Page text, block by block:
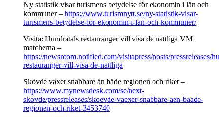
Ny statistik visar turismens betydelse för ekonomin i län och
kommuner – https://www.turismnytt.se/ny-statistik-visar-
turismens-betydelse-for-ekonomin-i-lan-och-kommuner/
Visita: Hundratals restauranger vill visa de nattliga VM-
matcherna –
https://newsroom.notified.com/visitapress/posts/pressreleases/
restauranger-vill-visa-de-nattliga
Skövde växer snabbare än både regionen och riket –
https://www.mynewsdesk.com/se/next-
skovde/pressreleases/skoevde-vaexer-snabbare-aen-baade-
regionen-och-riket-3453740